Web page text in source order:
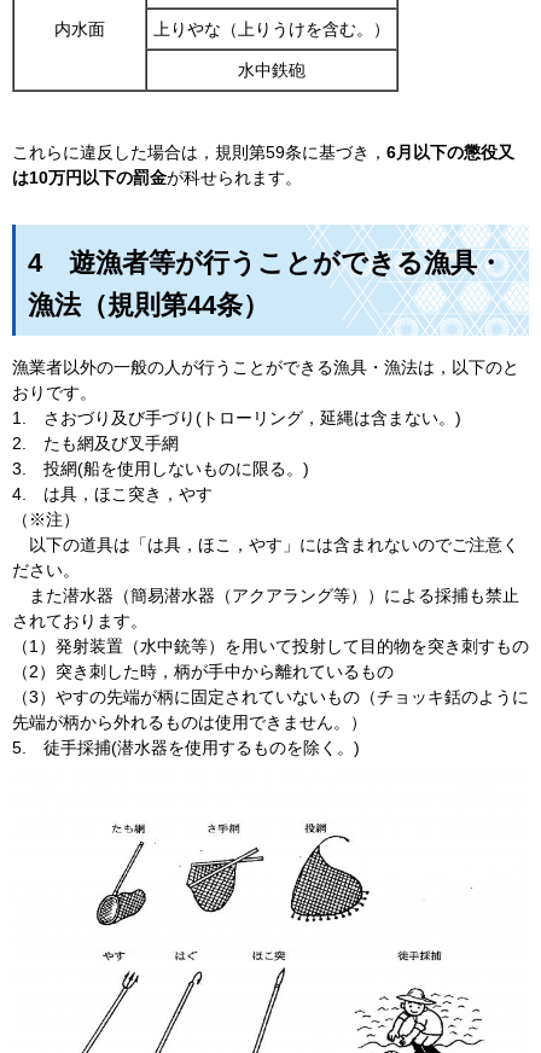
内水面 上りやな（上りうけを含む。）
水中鉄砲
これらに違反した場合は，規則第59条に基づき， 6月以下の懲役又
は10万円以下の罰金が科せられます。
4
遊漁者等が行うことができる漁具・
漁法（規則第44条）
漁業者以外の一般の人が行うことができる漁具・漁法は，以下のと
おりです。
1.
さおづり及び手づり(トローリング，延縄は含まない。)
2.
たも網及び叉手網
3.
投網(船を使用しないものに限る。)
4.
は具，ほこ突き，やす
（※注）
以下の道具は「は具，ほこ，やす」には含まれないのでご注意く
ださい。
また潜水器（簡易潜水器（アクアラング等））による採捕も禁止
されております。
（1）発射装置（水中銃等）を用いて投射して目的物を突き刺すもの
（2）突き刺した時，柄が手中から離れているもの
（3）やすの先端が柄に固定されていないもの（チョッキ銛のように
先端が柄から外れるものは使用できません。）
5.
徒手採捕(潜水器を使用するものを除く。)